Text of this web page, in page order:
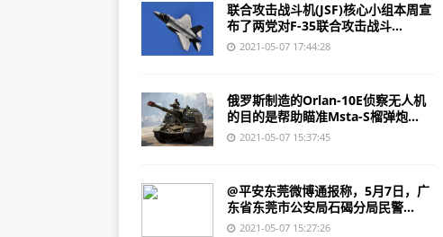
华龙航空机队规模蝉联亚太首位，大型公
应急管理部：“五一”过后森林草原“春防”并
今年汛期气候状况一般到偏差 将强化六个
海关总署：前4个月民营企业进出口5.48万
应急管理部：立足于综合“防”最大限度减
联合攻击战斗机(JSF)核心小组本周宣
布了两党对F-35联合攻击战斗...
2021-05-07 17:44:28
俄罗斯制造的Orlan-10E侦察无人机
的目的是帮助瞄准Msta-S榴弹炮...
2021-05-07 15:37:45
@平安东莞微博通报称，5月7日，广
东省东莞市公安局石碣分局民警...
2021-05-07 15:27:26